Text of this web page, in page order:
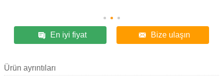
En iyi fiyat Bize ulaşın
Ürün ayrıntıları